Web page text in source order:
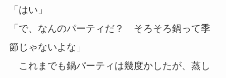
「はい」
「で、なんのパーティだ？ そろそろ鍋って季
節じゃないよな」
これまでも鍋パーティは幾度かしたが、蒸し